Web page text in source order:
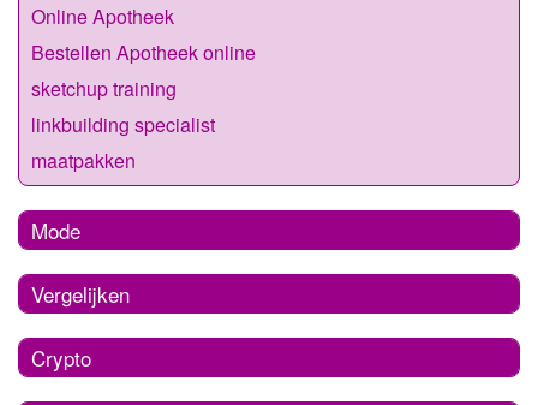
Online Apotheek
Bestellen Apotheek online
sketchup training
linkbuilding specialist
maatpakken
Mode
Vergelijken
Crypto